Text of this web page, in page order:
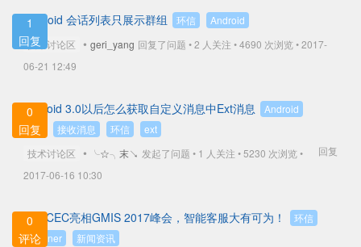
1
回复
Android 会话列表只展示群组 环信
Android
技术讨论区
• geri_yang 回复了问题 • 2 人关注 •4690 次浏览 • 2017-
06-21 12:49
0
回复
android 3.0以后怎么获取自定义消息中Ext消息
Android
3.0
接收消息 环信
ext
回复
技术讨论区 • ╰☆╮末↘ 发起了问题 • 1 人关注 • 5230 次浏览 •
2017-06-16 10:30
0
评论
环信CEC亮相GMIS 2017峰会，智能客服大有可为！
环信
Gartner
新闻资讯